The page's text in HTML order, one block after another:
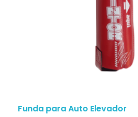
Funda para Auto Elevador